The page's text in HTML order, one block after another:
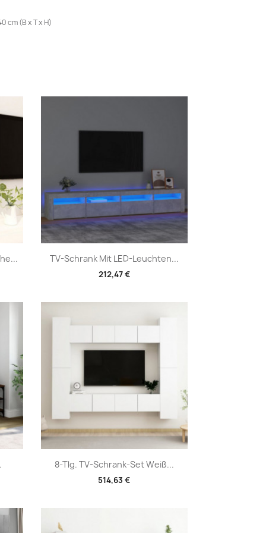
cm (B x T x H)
TV-Schrank Mit LED-Leuchten...
212,47 €
Vorschau
8-Tlg. TV-Schrank-Set Weiß...
514,63 €
Vorschau